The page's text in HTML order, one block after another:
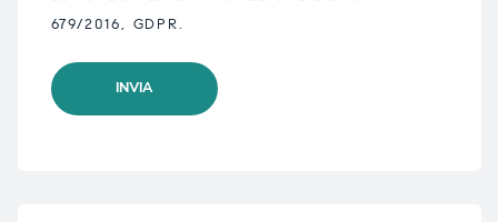
679/2016, GDPR.